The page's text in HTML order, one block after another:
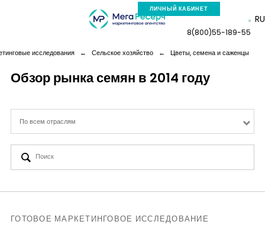
ЛИЧНЫЙ КАБИНЕТ
Новая реальность
RU
8(800)55-189-55
исследования ← Сельское хозяйство ← Цветы, семена и саженцы
Обзор рынка семян в 2014 году
По всем отраслям
ГОТОВОЕ МАРКЕТИНГОВОЕ ИССЛЕДОВАНИЕ